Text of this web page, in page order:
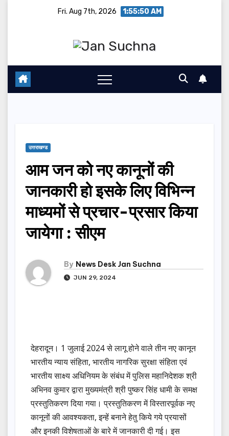
Fri. Aug 7th, 2026 1:55:50 AM
उत्तराखण्ड
आम जन को नए कानूनों की
जानकारी हो इसके लिए विभिन्न
माध्यमों से प्रचार-प्रसार किया
जायेगा : सीएम
By News Desk Jan Suchna
JUN 29, 2024
देहरादून। 1 जुलाई 2024 से लागू होने वाले तीन नए कानून
भारतीय न्याय संहिता, भारतीय नागरिक सुरक्षा संहिता एवं
भारतीय साक्ष्य अधिनियम के संबंध में पुलिस महानिदेशक श्री
अभिनव कुमार द्वारा मुख्यमंत्री श्री पुष्कर सिंह धामी के समक्ष
प्रस्तुतिकरण दिया गया। प्रस्तुतिकरण में विस्तारपूर्वक नए
कानूनों की आवश्यकता, इन्हें बनाने हेतु किये गये प्रयासों
और इनकी विशेषताओं के बारे में जानकारी दी गई। इस